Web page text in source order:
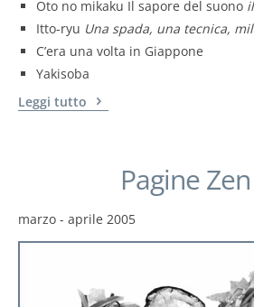
Oto no mikaku Il sapore del suono
Itto-ryu Una spada, una tecnica,
C’era una volta in Giappone
Yakisoba
Leggi tutto
Pagine
marzo - aprile 2005